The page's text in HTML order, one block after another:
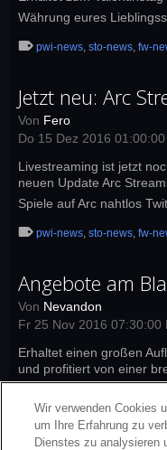
Währung eures
pwi-news, sto-news, fw-
Jetzt neu: Arc
Von Fero
Do 15 Dez 2016
Livestreaming ist jetzt
neuen Update Arc
Spiele auf Arc nahtlos
pwi-news, sto-news, fw-
Angebote am
Von Nevandon
Fr 25 Nov 2016 07:30:00
Erhaltet einen großen
und profitiert von einer
pwi-news, sto-news fw-
swm-news
arc-news,ll-news
Wir verwenden Cookies
um Ihre Erfahrung zu
Dienstes zu analysieren